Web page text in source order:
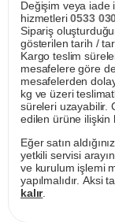
Değişim veya iade
hizmetleri0533
Sipariş
gösterilen tarih /
Kargo teslim
mesafelere göre
mesafelerden
kg ve üzeri
süreleri uzayabilir.
edilen ürüne ilişkin
Eğer satın
yetkili servisi
ve kurulum işlemi
yapılmalıdır. Aksi
kalır.